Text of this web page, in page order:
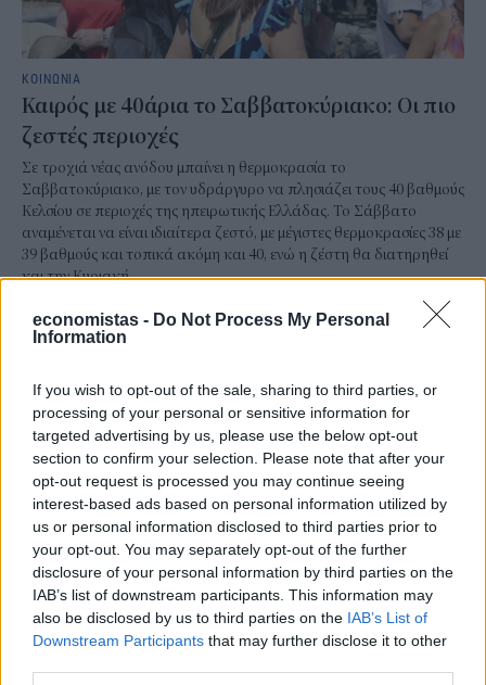
economistas - Do Not Process My Personal
Information
If you wish to opt-out of the sale, sharing to third parties, or
processing of your personal or sensitive information for
targeted advertising by us, please use the below opt-out
section to confirm your selection. Please note that after your
opt-out request is processed you may continue seeing
interest-based ads based on personal information utilized by
us or personal information disclosed to third parties prior to
your opt-out. You may separately opt-out of the further
disclosure of your personal information by third parties on the
IAB’s list of downstream participants. This information may
also be disclosed by us to third parties on the IAB’s List of
Downstream Participants that may further disclose it to other
ΚΟΙΝΩΝΙΑ
Καιρός με 40άρια το Σαββατοκύριακο: Οι πιο
ζεστές περιοχές
Σε τροχιά νέας ανόδου μπαίνει η θερμοκρασία το
Σαββατοκύριακο, με τον υδράργυρο να πλησιάζει τους 40 βαθμούς
Κελσίου σε περιοχές της ηπειρωτικής Ελλάδας. Το Σάββατο
αναμένεται να είναι ιδιαίτερα ζεστό, με μέγιστες θερμοκρασίες 38 με
39 βαθμούς και τοπικά ακόμη και 40, ενώ η ζέστη θα διατηρηθεί
και την Κυριακή.
ΚΟΙΝΩΝΙΑ
Ηλεκτρονικό "μάτι" σαρώνει τις παραλίες-
Τι έδειξαν οι έλεγχοι